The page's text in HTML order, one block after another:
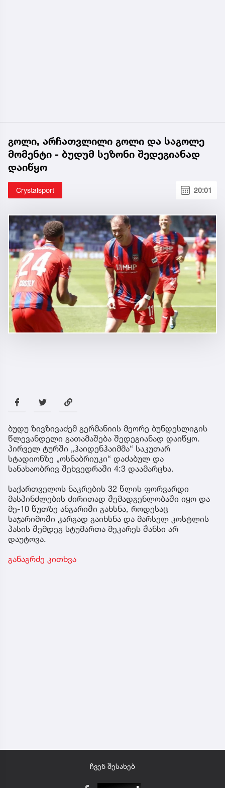
გოლი, არჩათვლილი გოლი და საგოლე
მომენტი - ბუდუმ სეზონი შედეგიანად
დაიწყო
Crystalsport 20:01
ბუდუ ზივზივაძემ გერმანიის მეორე ბუნდესლიგის
წლევანდელი გათამაშება შედეგიანად დაიწყო.
პირველ ტურში „ჰაიდენჰაიმმა“ საკუთარ
სტადიონზე „ოსნაბრიუკი“ დაძაბულ და
სანახაობრივ შეხვედრაში 4:3 დაამარცხა.
საქართველოს ნაკრების 32 წლის ფორვარდი
მასპინძლების ძირითად შემადგენლობაში იყო და
მე-10 წუთზე ანგარიში გახსნა, როდესაც
საჯარიმოში კარგად გაიხსნა და მარსელ კოსტლის
პასის შემდეგ სტუმართა მეკარეს შანსი არ
დაუტოვა.
განაგრძე კითხვა
ჩვენ შესახებ